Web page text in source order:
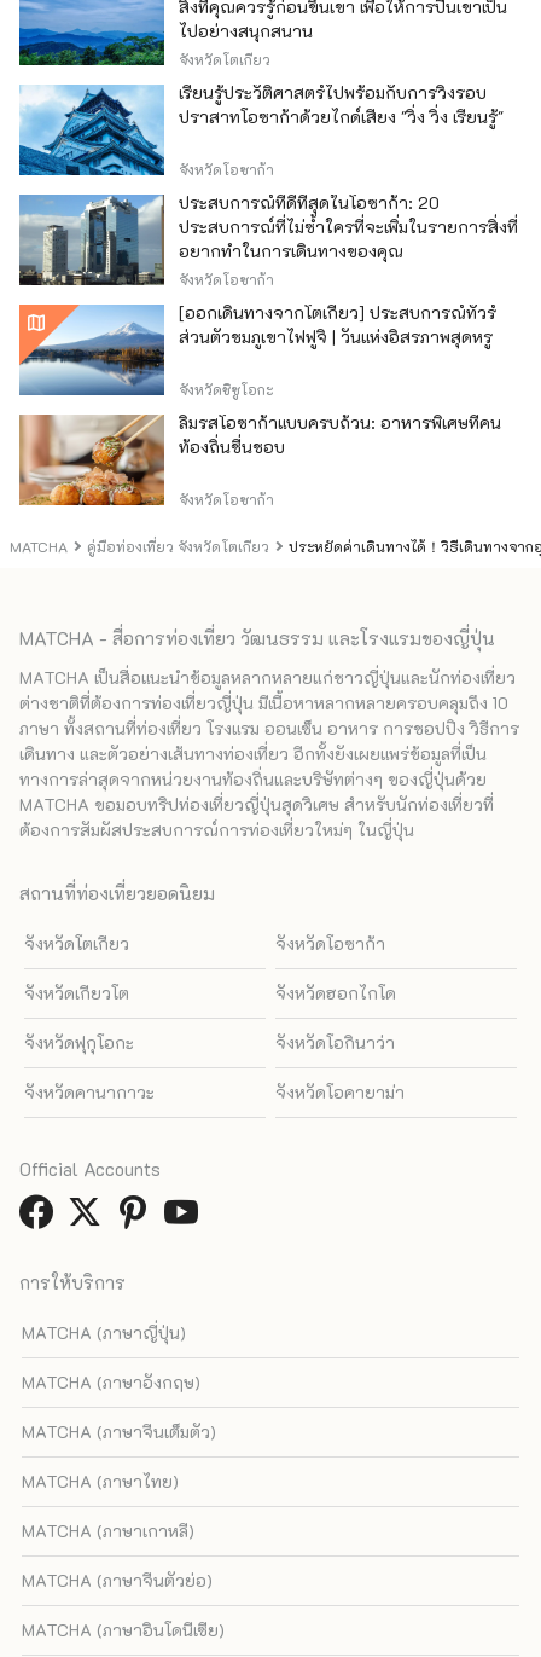
MATCHA คู่มือท่องเที่ยว จังหวัดโตเกียว ประหยัดค่าเดินทางได้！วิธีเดินทางจาก
สิ่งที่คุณควรรู้ก่อนขึ้นเขา เพื่อให้การปีนเขาเป็น
ไปอย่างสนุกสนาน
จังหวัดโตเกียว
เรียนรู้ประวัติศาสตร์ไปพร้อมกับการวิ่งรอบ
ปราสาทโอซาก้าด้วยไกด์เสียง "วิ่ง วิ่ง เรียนรู้"
จังหวัดโอซาก้า
ประสบการณ์ที่ดีที่สุดในโอซาก้า: 20
ประสบการณ์ที่ไม่ซ้ำใครที่จะเพิ่มในรายการสิ่งที่
อยากทำในการเดินทางของคุณ
จังหวัดโอซาก้า
[ออกเดินทางจากโตเกียว] ประสบการณ์ทัวร์
ส่วนตัวชมภูเขาไฟฟูจิ | วันแห่งอิสรภาพสุดหรู
จังหวัดชิซูโอกะ
ลิ้มรสโอซาก้าแบบครบถ้วน: อาหารพิเศษที่คน
ท้องถิ่นชื่นชอบ
จังหวัดโอซาก้า
MATCHA - สื่อการท่องเที่ยว วัฒนธรรม และโรงแรมของญี่ปุ่น
MATCHA เป็นสื่อแนะนำข้อมูลหลากหลายแก่ชาวญี่ปุ่นและนักท่องเที่ยว
ต่างชาติที่ต้องการท่องเที่ยวญี่ปุ่น มีเนื้อหาหลากหลายครอบคลุมถึง 10
ภาษา ทั้งสถานที่ท่องเที่ยว โรงแรม ออนเซ็น อาหาร การชอปปิง วิธีการ
เดินทาง และตัวอย่างเส้นทางท่องเที่ยว อีกทั้งยังเผยแพร่ข้อมูลที่เป็น
ทางการล่าสุดจากหน่วยงานท้องถิ่นและบริษัทต่างๆ ของญี่ปุ่นด้วย
MATCHA ขอมอบทริปท่องเที่ยวญี่ปุ่นสุดวิเศษ สำหรับนักท่องเที่ยวที่
ต้องการสัมผัสประสบการณ์การท่องเที่ยวใหม่ๆ ในญี่ปุ่น
สถานที่ท่องเที่ยวยอดนิยม
จังหวัดโตเกียว จังหวัดโอซาก้า
จังหวัดเกียวโต จังหวัดฮอกไกโด
จังหวัดฟุกุโอกะ จังหวัดโอกินาว่า
จังหวัดคานากาวะ จังหวัดโอคายาม่า
การให้บริการ
MATCHA (ภาษาญี่ปุ่น)
MATCHA (ภาษาอังกฤษ)
MATCHA (ภาษาจีนเต็มตัว)
MATCHA (ภาษาไทย)
MATCHA (ภาษาเกาหลี)
MATCHA (ภาษาจีนตัวย่อ)
MATCHA (ภาษาอินโดนีเซีย)
Official Accounts